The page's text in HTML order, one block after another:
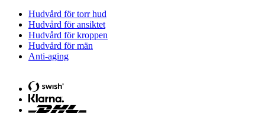
Hudvård för torr hud
Hudvård för ansiktet
Hudvård för kroppen
Hudvård för män
Anti-aging